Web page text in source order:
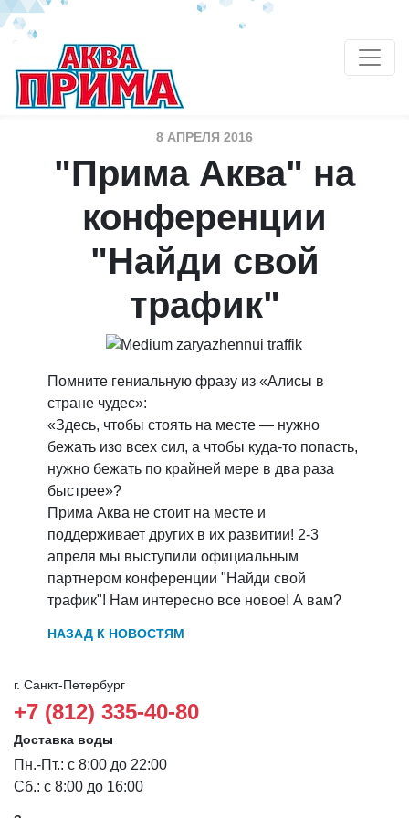
8 АПРЕЛЯ 2016
"Прима Аква" на
конференции
"Найди свой
трафик"
Помните гениальную фразу из «Алисы в
стране чудес»:
«Здесь, чтобы стоять на месте — нужно
бежать изо всех сил, а чтобы куда-то попасть,
нужно бежать по крайней мере в два раза
быстрее»?
Прима Аква не стоит на месте и
поддерживает других в их развитии! 2-3
апреля мы выступили официальным
партнером конференции "Найди свой
трафик"! Нам интересно все новое! А вам?
НАЗАД К НОВОСТЯМ
г. Санкт-Петербург
+7 (812) 335-40-80
Доставка воды
Пн.-Пт.: с 8:00 до 22:00
Сб.: с 8:00 до 16:00